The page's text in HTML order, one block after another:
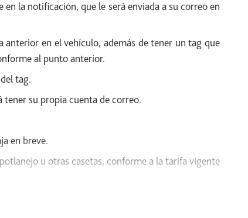
la notificación, que le será enviada a su correo en
en el vehículo, además de tener un tag que
al punto anterior.
tag.
tener su propia cuenta de correo.
en breve.
u otras casetas, conforme a la tarifa vigente